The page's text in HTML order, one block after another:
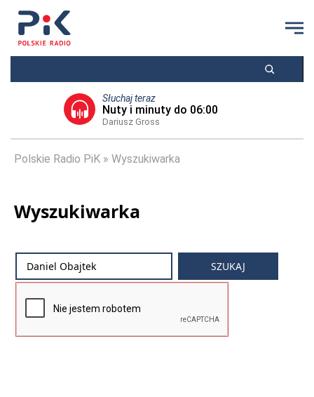
Słuchaj teraz
Nuty i minuty do 06:00
Dariusz Gross
Polskie Radio PiK Wyszukiwarka
Wyszukiwarka